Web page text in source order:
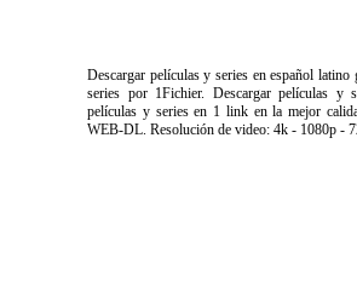
Descargar películas y series en español
series por 1Fichier. Descargar películas y
películas y series en 1 link en la mejor
WEB-DL. Resolución de video: 4k - 1080p -